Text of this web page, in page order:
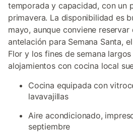
temporada y capacidad, con un
primavera. La disponibilidad es
mayo, aunque conviene
antelación para Semana Santa,
Flor y los fines de semana
alojamientos con cocina local
Cocina equipada con
lavavajillas
Aire acondicionado,
septiembre